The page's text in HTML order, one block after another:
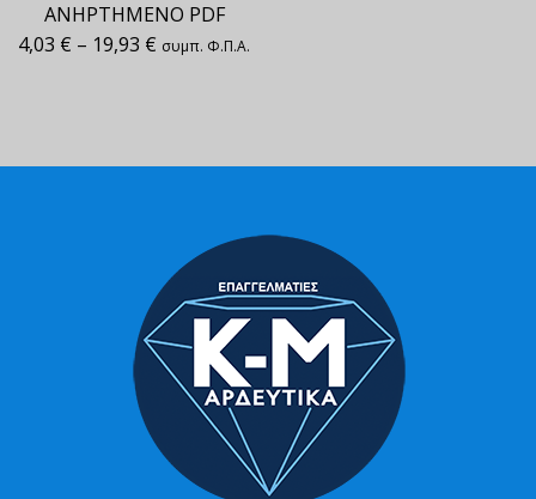
ΑΝΗΡΤΗΜΕΝΟ PDF
4,03 € – 19,93 € συμπ. Φ.Π.Α.